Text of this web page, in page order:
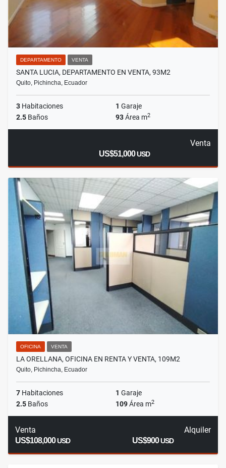
DEPARTAMENTO VENTA
SANTA LUCIA, DEPARTAMENTO EN VENTA, 93M2
Quito, Pichincha, Ecuador
3 Habitaciones 1 Garaje
2.5 Baños 93Área m2
Venta
US$51,000USD
OFICINA VENTA
LA ORELLANA, OFICINA EN RENTA Y VENTA, 109M2
Quito, Pichincha, Ecuador
7 Habitaciones 1 Garaje
2.5 Baños 109Área m2
Venta
US$108,000USD
Alquiler
US$900USD